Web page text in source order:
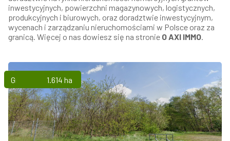
inwestycyjnych, powierzchni magazynowych, logistycznych,
produkcyjnych i biurowych, oraz doradztwie inwestycyjnym,
wycenach i zarządzaniu nieruchomościami w Polsce oraz za
granicą. Więcej o nas dowiesz się na stronie O AXI IMMO.
Grunty 1.614 ha